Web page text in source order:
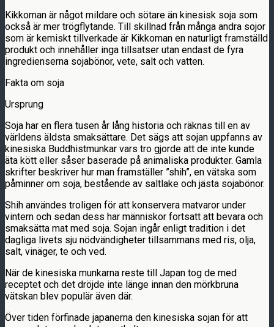
Kikkoman är något mildare och sötare än kinesisk soja som
också är mer trögflytande. Till skillnad från många andra sojor
som är kemiskt tillverkade är Kikkoman en naturligt framställd
produkt och innehåller inga tillsatser utan endast de fyra
ingredienserna sojabönor, vete, salt och vatten.
Fakta om soja
Ursprung
Soja har en flera tusen år lång historia och räknas till en av
världens äldsta smaksättare. Det sägs att sojan uppfanns av
kinesiska Buddhistmunkar vars tro gjorde att de inte kunde
äta kött eller såser baserade på animaliska produkter. Gamla
skrifter beskriver hur man framställer ”shih”, en vätska som
påminner om soja, bestående av saltlake och jästa sojabönor.
Shih användes troligen för att konservera matvaror under
vintern och sedan dess har människor fortsatt att bevara och
smaksätta mat med soja. Sojan ingår enligt tradition i det
dagliga livets sju nödvändigheter tillsammans med ris, olja,
salt, vinäger, te och ved.
När de kinesiska munkarna reste till Japan tog de med
receptet och det dröjde inte länge innan den mörkbruna
vätskan blev populär även där.
Över tiden förfinade japanerna den kinesiska sojan för att